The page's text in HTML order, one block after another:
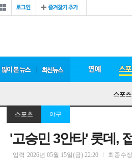
스포
스포츠 야구
'고승민 3안타' 롯데,
입력 2026년 05월 15일(금) 22:20 최종수정